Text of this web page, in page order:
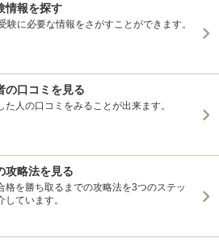
情報を探す
験に必要な情報をさがすことができます。
の口コミを見る
た人の口コミをみることが出来ます。
攻略法を見る
格を勝ち取るまでの攻略法を3つのステッ
しています。